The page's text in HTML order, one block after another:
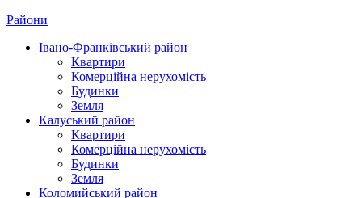
Райони
Івано-Франківський район
Квартири
Комерційна нерухомість
Будинки
Земля
Калуський район
Квартири
Комерційна нерухомість
Будинки
Земля
Коломийський район